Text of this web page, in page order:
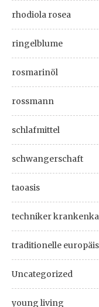
rhodiola rosea
ringelblume
rosmarinöl
rossmann
schlafmittel
schwangerschaft
taoasis
techniker
traditionelle
Uncategorized
young living